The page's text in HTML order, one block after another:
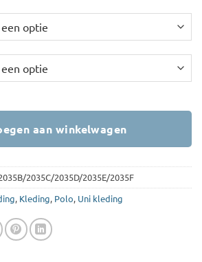
aan winkelwagen
2035C/2035D/2035E/2035F
, Kleding, Polo, Uni kleding